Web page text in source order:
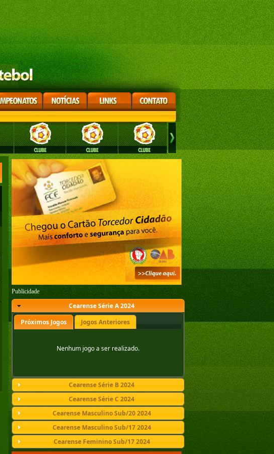
Publicidade
Cearense Série A 2024
Próximos Jogos
Jogos Anteriores
Nenhum jogo a ser realizado.
Cearense Série B 2024
Cearense Série C 2024
Cearense Masculino Sub/20 2024
Cearense Masculino Sub/17 2024
Cearense Feminino Sub/17 2024